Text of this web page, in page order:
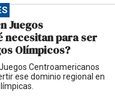
Juegos
necesitan para ser
Olímpicos?
Centroamericanos
ese dominio regional en